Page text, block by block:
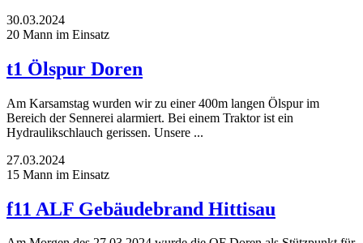
30.03.2024
20 Mann im Einsatz
t1 Ölspur Doren
Am Karsamstag wurden wir zu einer 400m langen Ölspur im
Bereich der Sennerei alarmiert. Bei einem Traktor ist ein
Hydraulikschlauch gerissen. Unsere ...
27.03.2024
15 Mann im Einsatz
f11 ALF Gebäudebrand Hittisau